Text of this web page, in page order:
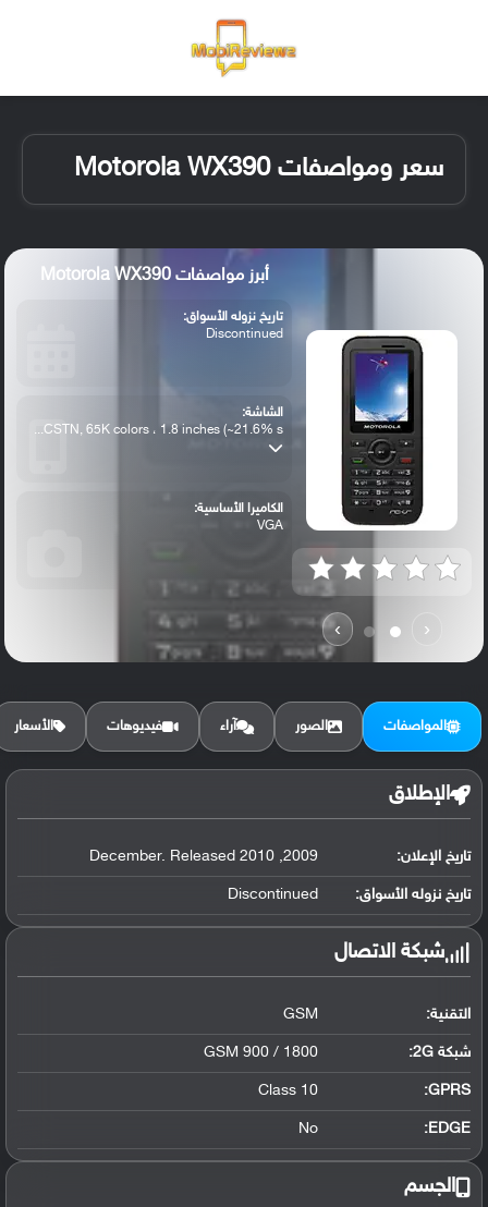
سعر ومواصفات Motorola WX390
‹
›
أبرز مواصفات Motorola WX390
تاريخ نزوله الأسواق:
Discontinued
الشاشة:
CSTN, 65K colors ، 1.8 inches (~21.6% s...
الكاميرا الأساسية:
VGA
المواصفات الصور آراء فيديوهات الأسعار
الإطلاق
تاريخ الإعلان: 2009, December. Released 2010
تاريخ نزوله الأسواق: Discontinued
شبكة الاتصال
التقنية: GSM
شبكة 2G: GSM 900 / 1800
GPRS:
Class 10
EDGE:
No
الجسم